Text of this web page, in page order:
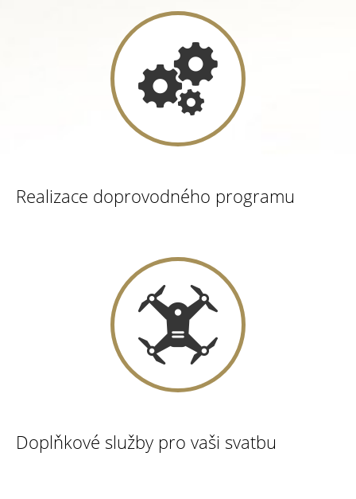
Realizace doprovodného programu
Doplňkové služby pro vaši svatbu